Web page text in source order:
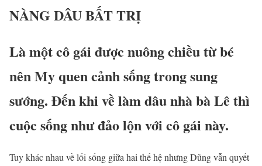
NÀNG DÂU BẤT TRỊ
Là một cô gái được nuông chiều từ bé
nên My quen cảnh sống trong sung
sướng. Đến khi về làm dâu nhà bà Lê thì
cuộc sống như đảo lộn với cô gái này.
Tuy khác nhau về lối sống giữa hai thế hệ nhưng Dũng vẫn quyết